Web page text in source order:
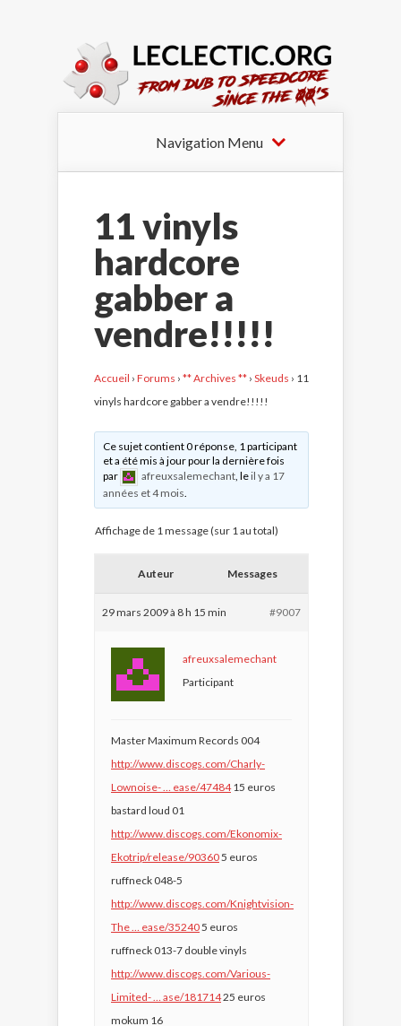
Navigation Menu
11 vinyls
hardcore
gabber a
vendre!!!!!
Accueil › Forums › ** Archives ** › Skeuds › 11
vinyls hardcore gabber a vendre!!!!!
Ce sujet contient 0 réponse, 1 participant
et a été mis à jour pour la dernière fois
par
afreuxsalemechant , leil y a 17
années et 4 mois
Affichage de 1 message (sur 1 au total)
Auteur Messages
29 mars 2009 à 8 h 15 min #9007
afreuxsalemechant
Participant
Master Maximum Records 004
http://www.discogs.com/Charly-
Lownoise- … ease/4748415 euros
bastard loud 01
http://www.discogs.com/Ekonomix-
Ekotrip/release/903605 euros
ruffneck 048-5
http://www.discogs.com/Knightvision-
The … ease/352405 euros
ruffneck 013-7 double vinyls
http://www.discogs.com/Various-
Limited- … ase/18171425 euros
mokum 16